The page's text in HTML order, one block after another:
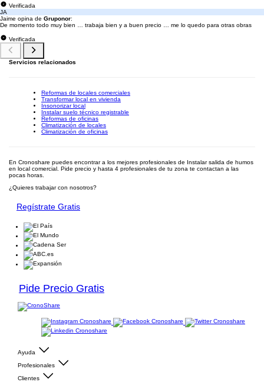
Verificada
JA
Jaime opina de Gruponor:
De momento todo muy bien … trabaja bien y a buen precio … me lo quedo para otras obras
Verificada
Servicios relacionados
Reformas de locales comerciales
Transformar local en vivienda
Insonorizar local
Instalar suelo técnico registrable
Reformas de oficinas
Climatización de locales
Climatización de oficinas
En Cronoshare puedes encontrar a los mejores profesionales de Instalar salida de humos
en local comercial. Pide precio y hasta 4 profesionales de tu zona te contactan a las
pocas horas.
¿Quieres trabajar con nosotros?
Regístrate Gratis
Pide Precio Gratis
Ayuda
Profesionales
Clientes